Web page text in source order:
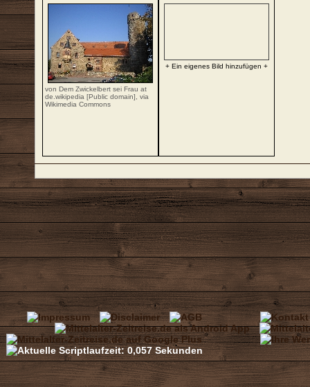
von Dem Zwickelbert sei Frau at
de.wikipedia [Public domain], via
Wikimedia Commons
+ Ein eigenes Bild hinzufügen +